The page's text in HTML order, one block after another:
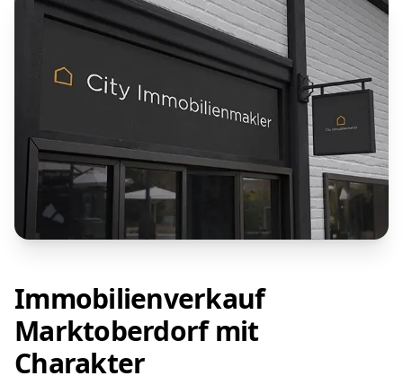
Immobilienverkauf
Marktoberdorf mit
Charakter